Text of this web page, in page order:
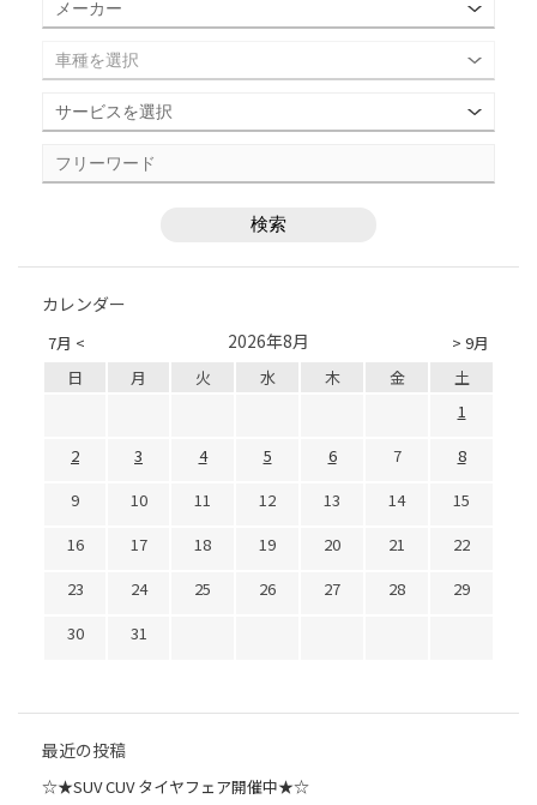
カレンダー
7月 < > 9月
2026年8月
日 月 火 水 木 金
土
1
2
3 4 5 6 7
8
9
10 11 12 13 14
15
16
17 18 19 20 21
22
23
24 25 26 27 28
29
30
31
最近の投稿
☆★SUV CUV タイヤフェア開催中★☆